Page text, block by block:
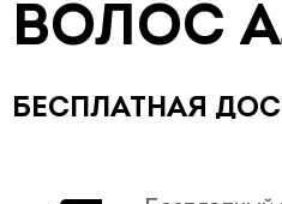
ВОЛОС
БЕСПЛАТНАЯ